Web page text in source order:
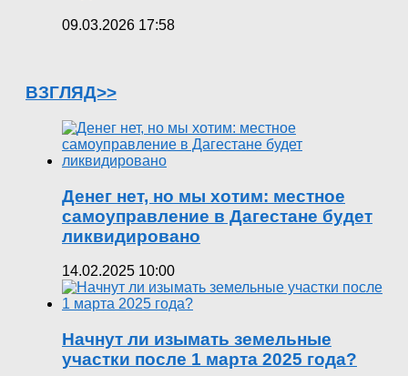
09.03.2026 17:58
ВЗГЛЯД>>
Денег нет, но мы хотим: местное
самоуправление в Дагестане будет
ликвидировано
14.02.2025 10:00
Начнут ли изымать земельные
участки после 1 марта 2025 года?